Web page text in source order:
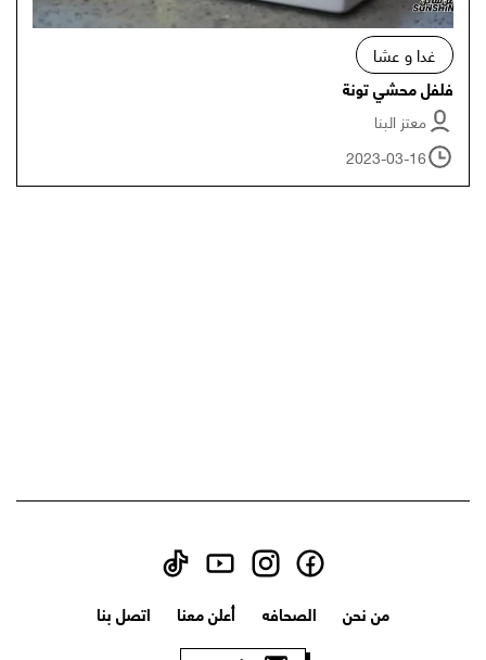
غدا و عشا
فلفل محشي تونة
معتز البنا
2023-03-16
من نحن الصحافه أعلن معنا اتصل بنا